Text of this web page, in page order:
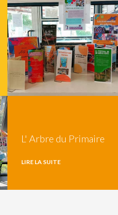
L' Arbre du Primaire
LIRE LA SUITE